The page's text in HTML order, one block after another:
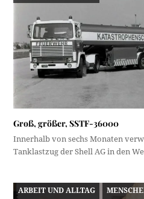
Groß, größer, SSTF-36000
Innerhalb von sechs Monaten
Tanklastzug der Shell AG in den
ARBEIT UND ALLTAG